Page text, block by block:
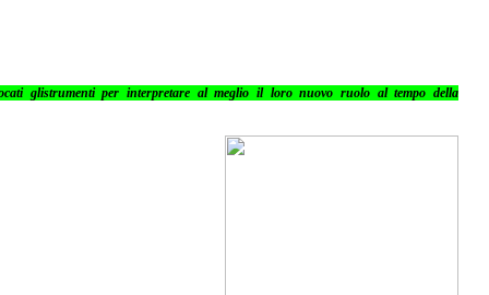
glistrumenti per interpretare al meglio il loro nuovo ruolo al tempo della